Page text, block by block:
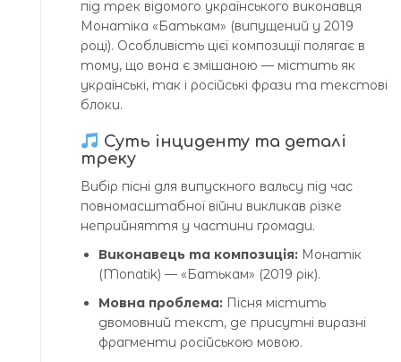
під трек відомого українського виконавця
Монатіка «Батькам» (випущений у 2019
році). Особливість цієї композиції полягає в
тому, що вона є змішаною — містить як
українські, так і російські фрази та текстові
блоки.
Суть інциденту та деталі
треку
Вибір пісні для випускного вальсу під час
повномасштабної війни викликав різке
неприйняття у частини громади.
Виконавець та композиція: Монатік
(Monatik) — «Батькам» (2019 рік).
Мовна проблема: Пісня містить
двомовний текст, де присутні виразні
фрагменти російською мовою.